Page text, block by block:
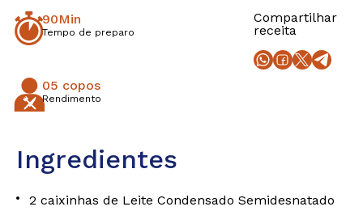
90Min
Tempo de preparo
05 copos
Rendimento
Compartilhar
receita
Ingredientes
2 caixinhas de Leite Condensado Semidesnatado